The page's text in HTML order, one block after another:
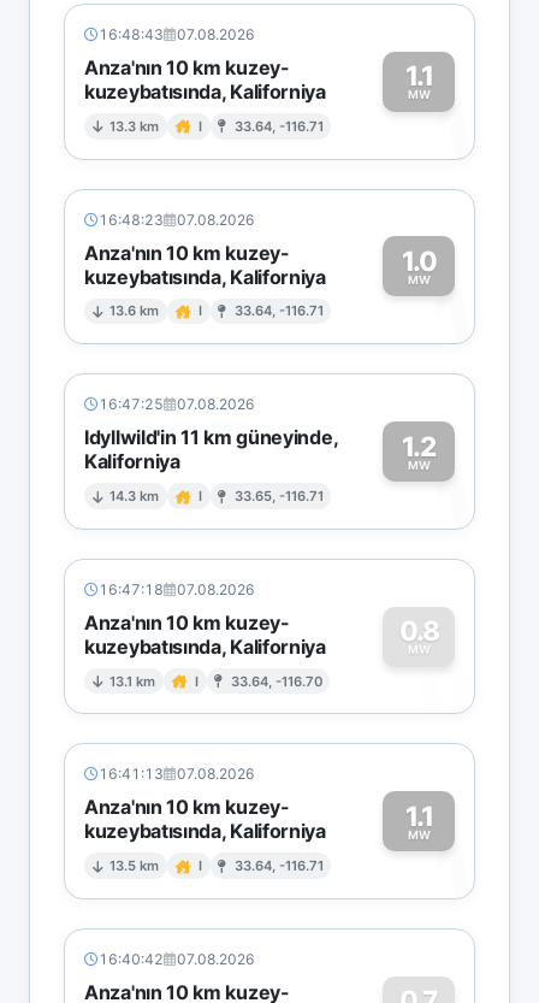
16:48:43 07.08.2026
Anza'nın 10 km kuzey-
kuzeybatısında, Kaliforniya
13.3 km I 33.64, -116.71
1.1
MW1
16:48:23 07.08.2026
Anza'nın 10 km kuzey-
kuzeybatısında, Kaliforniya
13.6 km I 33.64, -116.71
1.0
MW1
16:47:25 07.08.2026
Idyllwild'in 11 km güneyinde,
Kaliforniya
14.3 km I 33.65, -116.71
1.2
MW1
16:47:18 07.08.2026
Anza'nın 10 km kuzey-
kuzeybatısında, Kaliforniya
13.1 km I 33.64, -116.70
0.8
MW
0
16:41:13 07.08.2026
Anza'nın 10 km kuzey-
kuzeybatısında, Kaliforniya
13.5 km I 33.64, -116.71
1.1
MW1
16:40:42 07.08.2026
Anza'nın 10 km kuzey-